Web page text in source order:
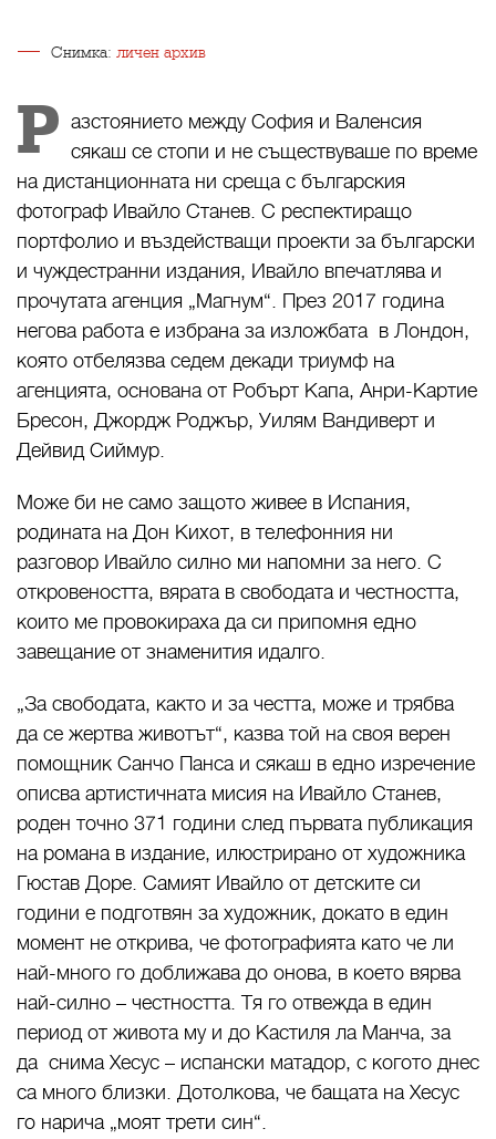
Снимка: личен архив
Р азстоянието между София и Валенсия
сякаш се стопи и не съществуваше по време
на дистанционната ни среща с българския
фотограф Ивайло Станев. С респектиращо
портфолио и въздействащи проекти за български
и чуждестранни издания, Ивайло впечатлява и
прочутата агенция „Магнум“. През 2017 година
негова работа е избрана за изложбата в Лондон,
която отбелязва седем декади триумф на
агенцията, основана от Робърт Капа, Анри-Картие
Бресон, Джордж Роджър, Уилям Вандиверт и
Дейвид Сиймур.
Може би не само защото живее в Испания,
родината на Дон Кихот, в телефонния ни
разговор Ивайло силно ми напомни за него. С
откровеността, вярата в свободата и честността,
които ме провокираха да си припомня едно
завещание от знаменития идалго.
„За свободата, както и за честта, може и трябва
да се жертва животът“, казва той на своя верен
помощник Санчо Панса и сякаш в едно изречение
описва артистичната мисия на Ивайло Станев,
роден точно 371 години след първата публикация
на романа в издание, илюстрирано от художника
Гюстав Доре. Самият Ивайло от детските си
години е подготвян за художник, докато в един
момент не открива, че фотографията като че ли
най-много го доближава до онова, в което вярва
най-силно – честността. Тя го отвежда в един
период от живота му и до Кастиля ла Манча, за
да снима Хесус – испански матадор, с когото днес
са много близки. Дотолкова, че бащата на Хесус
го нарича „моят трети син“.